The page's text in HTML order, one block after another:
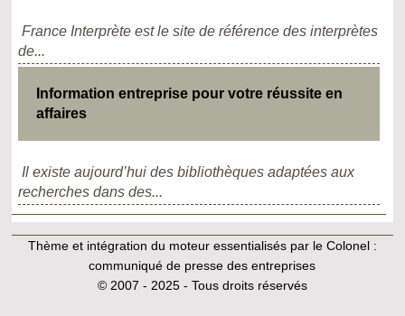
France Interprète est le site de référence des interprètes
de...
Information entreprise pour votre réussite en
affaires
Il existe aujourd’hui des bibliothèques adaptées aux
recherches dans des...
Thème et intégration du moteur essentialisés par le Colonel :
communiqué de presse des entreprises
© 2007 - 2025 - Tous droits réservés